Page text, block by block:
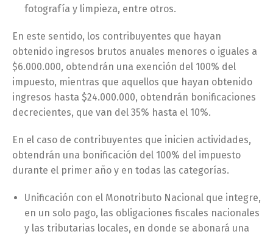
fotografía y limpieza, entre otros.
En este sentido, los contribuyentes que hayan
obtenido ingresos brutos anuales menores o iguales a
$6.000.000, obtendrán una exención del 100% del
impuesto, mientras que aquellos que hayan obtenido
ingresos hasta $24.000.000, obtendrán bonificaciones
decrecientes, que van del 35% hasta el 10%.
En el caso de contribuyentes que inicien actividades,
obtendrán una bonificación del 100% del impuesto
durante el primer año y en todas las categorías.
Unificación con el Monotributo Nacional que integre,
en un solo pago, las obligaciones fiscales nacionales
y las tributarias locales, en donde se abonará una